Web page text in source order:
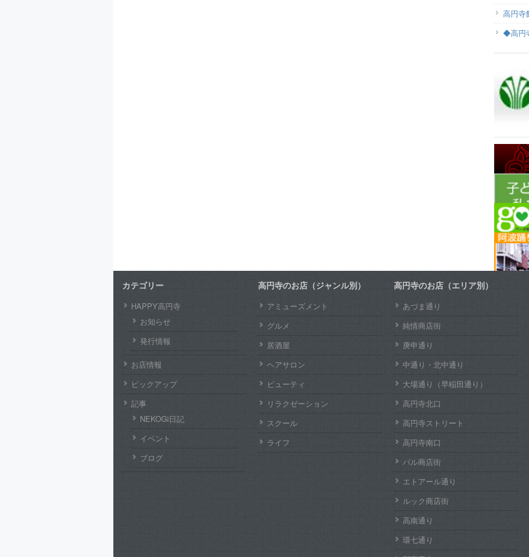
高円寺
◆高円
カテゴリー
HAPPY高円寺
お知らせ
発行情報
お店情報
ピックアップ
記事
NEKOGi日記
イベント
ブログ
高円寺のお店（ジャンル別）
アミューズメント
グルメ
居酒屋
ヘアサロン
ビューティ
リラクゼーション
スクール
ライフ
高円寺のお店（エリア別）
あづま通り
純情商店街
庚申通り
中通り・北中通り
大場通り（早稲田通り）
高円寺北口
高円寺ストリート
高円寺南口
パル商店街
エトアール通り
ルック商店街
高南通り
環七通り